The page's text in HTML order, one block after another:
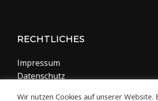
RECHTLICHES
Impressum
Datenschutz
Wir nutzen Cookies auf unserer Website.